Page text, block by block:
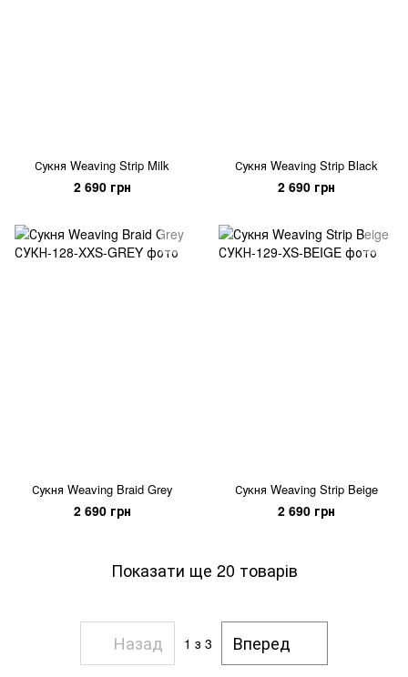
Сукня Weaving Strip Milk
2 690 грн
Сукня Weaving Strip Black
2 690 грн
Сукня Weaving Braid Grey
2 690 грн
Сукня Weaving Strip Beige
2 690 грн
Показати ще 20 товарів
Назад 1 з 3 Вперед